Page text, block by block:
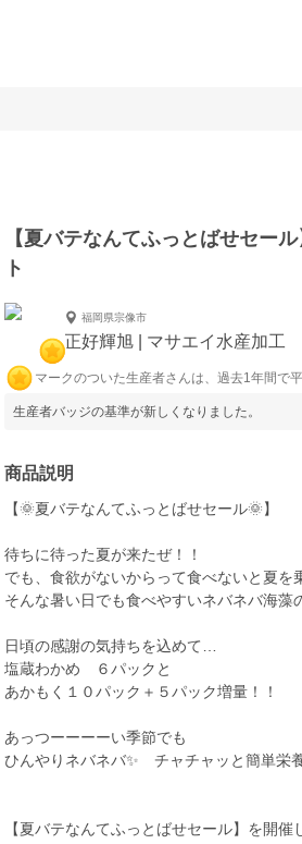
【夏バテなんてふっとばせセー
ト
福岡県宗像市
正好輝旭 | マサエイ水産加工
マークのついた生産者さんは、過去1年間で
生産者バッジの基準が新しくなりました。
商品説明
【🌞夏バテなんてふっとばせセール🌞】
待ちに待った夏が来たぜ！！
でも、食欲がないからって食べないと夏を
そんな暑い日でも食べやすいネバネバ海藻
日頃の感謝の気持ちを込めて…
塩蔵わかめ ６パックと
あかもく１０パック＋５パック増量！！
あっつーーーーい季節でも
ひんやりネバネバ✨ チャチャッと簡単栄
【夏バテなんてふっとばせセール】を開